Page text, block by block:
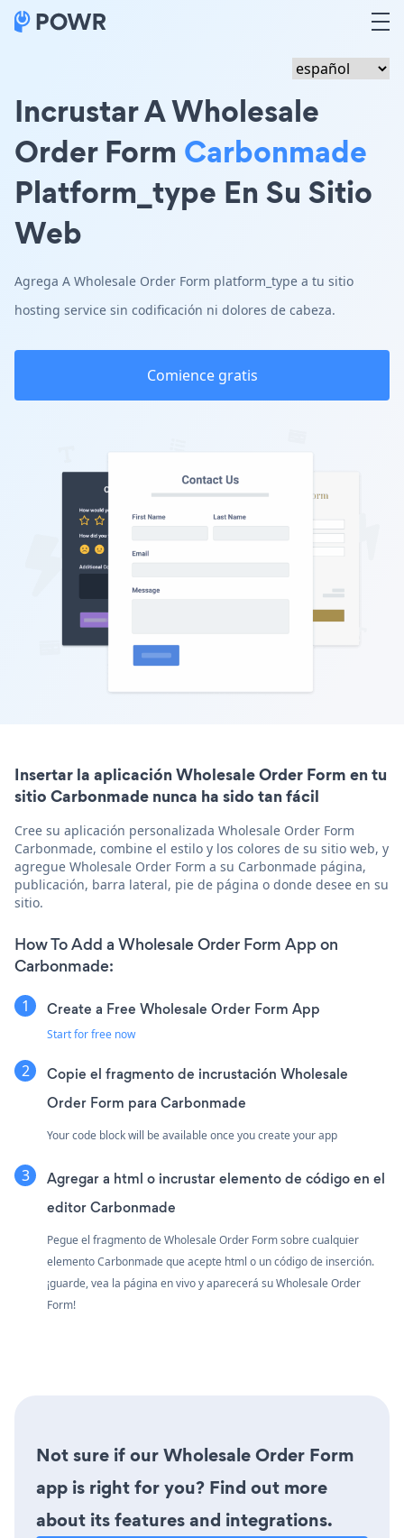
Incrustar A Wholesale
Order Form Carbonmade
Platform_type En Su Sitio
Web
Agrega A Wholesale Order Form platform_type a tu sitio
hosting service sin codificación ni dolores de cabeza.
Comience gratis
Insertar la aplicación Wholesale Order Form en tu
sitio Carbonmade nunca ha sido tan fácil
Cree su aplicación personalizada Wholesale Order Form
Carbonmade, combine el estilo y los colores de su sitio web, y
agregue Wholesale Order Form a su Carbonmade página,
publicación, barra lateral, pie de página o donde desee en su
sitio.
How To Add a Wholesale Order Form App on
Carbonmade:
Create a Free Wholesale Order Form App
Start for free now
Copie el fragmento de incrustación Wholesale
Order Form para Carbonmade
Your code block will be available once you create your app
Agregar a html o incrustar elemento de código en el
editor Carbonmade
Pegue el fragmento de Wholesale Order Form sobre cualquier
elemento Carbonmade que acepte html o un código de inserción.
¡guarde, vea la página en vivo y aparecerá su Wholesale Order
Form!
Not sure if our Wholesale Order Form
app is right for you? Find out more
about its features and integrations.